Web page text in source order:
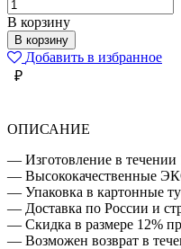
товара
ОБСЛУЖИМ
КУЛЬТУРНО
КАЖДОГО
ПОСЕТИТЕЛЯ
В корзину
В корзину
Добавить в избранное
₽
ОПИСАНИЕ
— Изготовление в течении
— Высококачественные
— Упаковка в картонные
— Доставка по России и
— Скидка в размере 12%
— Возможен возврат в